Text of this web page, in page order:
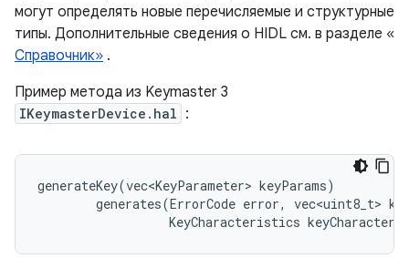
могут определять новые перечисляемые и структурные
типы. Дополнительные сведения о HIDL см. в разделе «
Справочник» .
Пример метода из Keymaster 3
IKeymasterDevice.hal :
generateKey(vec<KeyParameter> keyParams)
generates(ErrorCode error, vec<uint8_t>
KeyCharacteristics